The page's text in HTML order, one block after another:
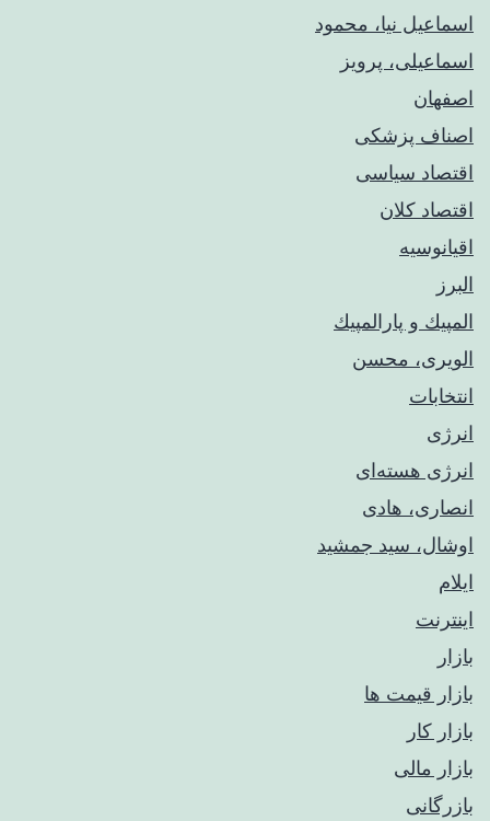
اسماعیل نیا، محمود
اسماعیلی، پرویز
اصفهان
اصناف پزشکی
اقتصاد سیاسی
اقتصاد کلان
اقیانوسیه
البرز
المپيك و پارالمپيك
الویری، محسن
انتخابات
انرژی
انرژی هسته‌ای
انصاری، هادی
اوشال، سید جمشید
ایلام
اینترنت
بازار
بازار قیمت ها
بازار کار
بازار مالی
بازرگانی